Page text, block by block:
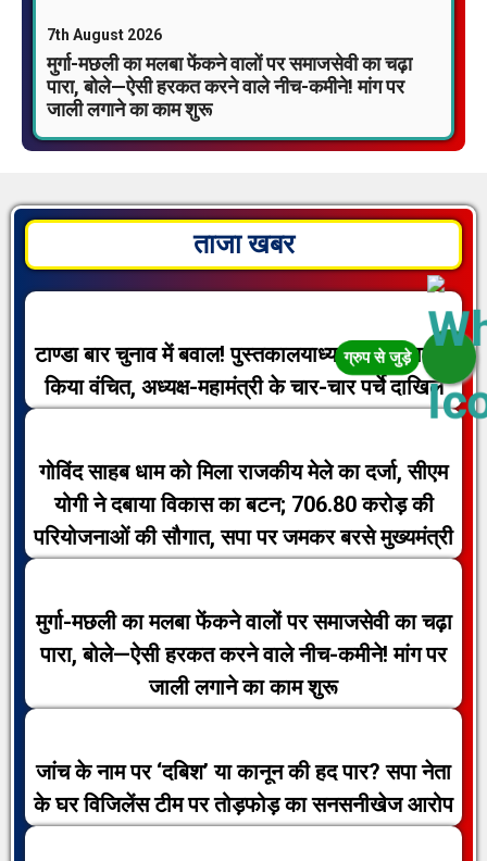
7th August 2026
मुर्गा-मछली का मलबा फेंकने वालों पर समाजसेवी का चढ़ा
पारा, बोले—ऐसी हरकत करने वाले नीच-कमीने! मांग पर
जाली लगाने का काम शुरू
ताजा खबर
टाण्डा बार चुनाव में बवाल! पुस्तकालयाध्यक्ष को मतदान से
किया वंचित, अध्यक्ष-महामंत्री के चार-चार पर्चे दाखिल
गोविंद साहब धाम को मिला राजकीय मेले का दर्जा, सीएम
योगी ने दबाया विकास का बटन; 706.80 करोड़ की
परियोजनाओं की सौगात, सपा पर जमकर बरसे मुख्यमंत्री
मुर्गा-मछली का मलबा फेंकने वालों पर समाजसेवी का चढ़ा
पारा, बोले—ऐसी हरकत करने वाले नीच-कमीने! मांग पर
जाली लगाने का काम शुरू
जांच के नाम पर ‘दबिश’ या कानून की हद पार? सपा नेता
के घर विजिलेंस टीम पर तोड़फोड़ का सनसनीखेज आरोप